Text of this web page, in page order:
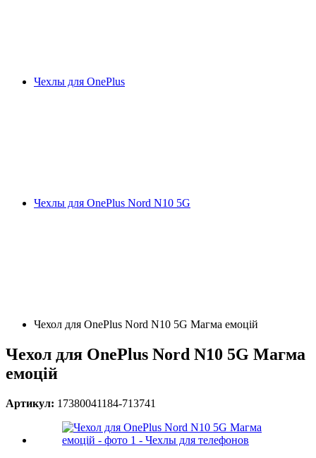
Чехлы для OnePlus
Чехлы для OnePlus Nord N10 5G
Чехол для OnePlus Nord N10 5G Магма емоцій
Чехол для OnePlus Nord N10 5G Магма
емоцій
Артикул: 17380041184-713741